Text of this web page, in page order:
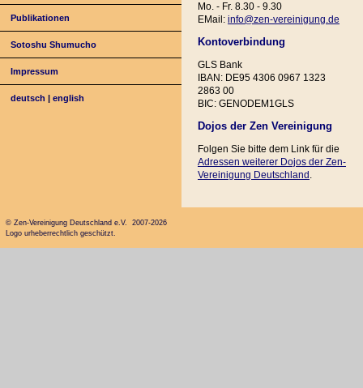
Publikationen
Sotoshu Shumucho
Impressum
deutsch |english
Mo. - Fr. 8.30 - 9.30
EMail: info@zen-vereinigung.de
Kontoverbindung
GLS Bank
IBAN: DE95 4306 0967 1323
2863 00
BIC: GENODEM1GLS
Dojos der Zen Vereinigung
Folgen Sie bitte dem Link für die
Adressen weiterer Dojos der Zen-
Vereinigung Deutschland .
© Zen-Vereinigung Deutschland e.V. 2007-2026
Logo urheberrechtlich geschützt.